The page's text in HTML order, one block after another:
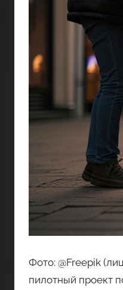
Фото: @Freepik
пилотный проект